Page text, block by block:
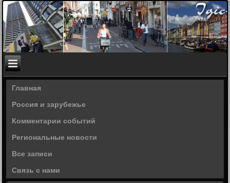
Главная
Россия и зарубежье
Комментарии событий
Региональные новости
Все записи
Связь с нами